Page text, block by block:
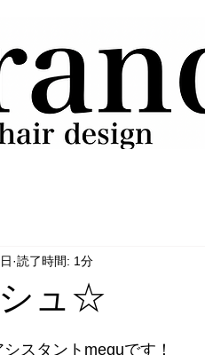
ュ☆
読了時間: 1分
スタントmeguです！